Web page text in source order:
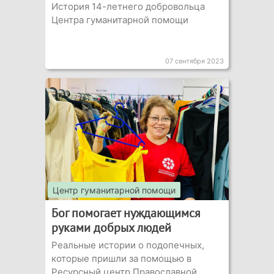
История 14-летнего добровольца
Центра гуманитарной помощи
07 сентября 2023
Центр гуманитарной помощи
Бог помогает нуждающимся
руками добрых людей
Реальные истории о подопечных,
которые пришли за помощью в